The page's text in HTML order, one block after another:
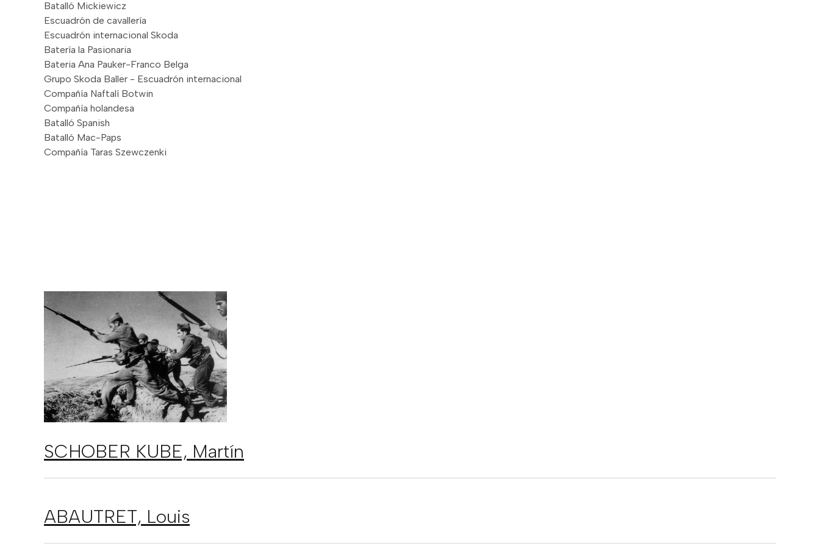
Batalló Mickiewicz
Escuadrón de cavallería
Escuadrón internacional Skoda
Batería la Pasionaria
Bateria Ana Pauker-Franco Belga
Grupo Skoda Baller - Escuadrón internacional
Compañía Naftalí Botwin
Compañía holandesa
Batalló Spanish
Batalló Mac-Paps
Compañía Taras Szewczenki
SCHOBER KUBE, Martín
ABAUTRET, Louis